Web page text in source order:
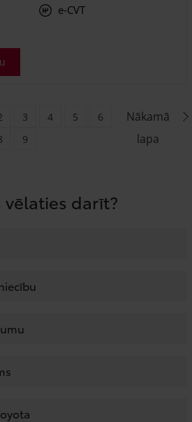
e-CVT
Nākamā
lapa
3 4 5
6
9
vēlaties darīt?